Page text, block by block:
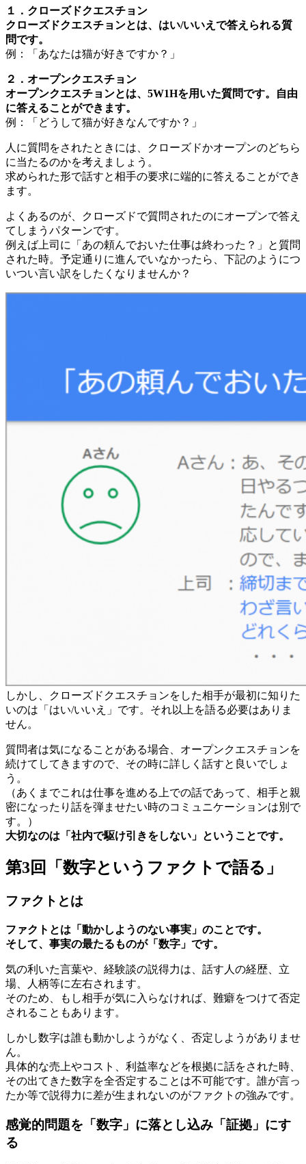
１．クローズドクエスチョン
クローズドクエスチョンとは、はい/いいえで答えられる質
問です。
例：「あなたは猫が好きですか？」
２．オープンクエスチョン
オープンクエスチョンとは、5W1Hを用いた質問です。自由
に答えることができます。
例：「どうして猫が好きなんですか？」
人に質問をされたときには、クローズドかオープンのどちら
に当たるのかを考えましょう。
求められた形で話すと相手の要求に端的に答えることができ
ます。
よくあるのが、クローズドで質問されたのにオープンで答え
てしまうパターンです。
例えば上司に「あの頼んでおいた仕事は終わった？」と質問
された時。予定通りに進んでいなかったら、下記のようにつ
いつい言い訳をしたくなりませんか？
しかし、クローズドクエスチョンをした相手が最初に知りた
いのは「はい/いいえ」です。それ以上を語る必要はありま
せん。
質問者は気になることがある場合、オープンクエスチョンを
続けてしてきますので、その時に詳しく話すと良いでしょ
う。
（あくまでこれは仕事を進める上での話であって、相手と親
密になったり話を弾ませたい時のコミュニケーションは別で
す。）
大切なのは「社内で駆け引きをしない」ということです。
第3回「数字というファクトで語る」
ファクトとは
ファクトとは「動かしようのない事実」のことです。
そして、事実の最たるものが「数字」です。
気の利いた言葉や、経験談の説得力は、話す人の経歴、立
場、人柄等に左右されます。
そのため、もし相手が気に入らなければ、難癖をつけて否定
されることもあります。
しかし数字は誰も動かしようがなく、否定しようがありませ
ん。
具体的な売上やコスト、利益率などを根拠に話をされた時、
その出てきた数字を全否定することは不可能です。誰が言っ
たか等で説得力に差が生まれないのがファクトの強みです。
感覚的問題を「数字」に落とし込み「証拠」にす
る